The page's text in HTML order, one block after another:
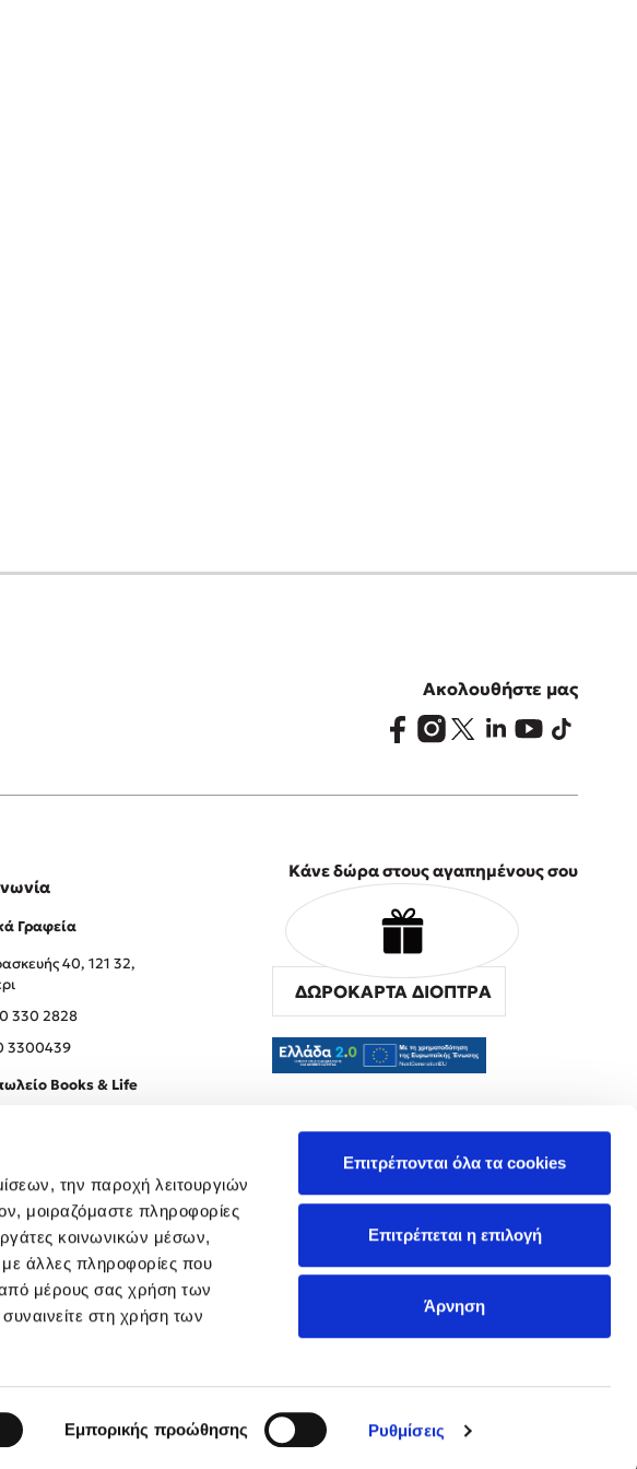
την παροχή λειτουργιών
μοιραζόμαστε πληροφορίες
κοινωνικών μέσων,
με άλλες πληροφορίες που
από μέρους σας χρήση των
στη χρήση των
Εμπορικής προώθησης Ρυθμίσεις
Επιτρέπονται όλα τα cookies
Επιτρέπεται η επιλογή
Άρνηση
Ακολουθήστε μας
Γραφεία
40, 121 32,
330 2828
3300439
Books & Life
Κάνε δώρα στους αγαπημένους σου
ΔΩΡΟΚΑΡΤΑ ΔΙΟΠΤΡΑ
Powered by